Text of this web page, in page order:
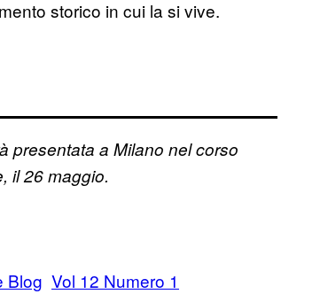
storico in cui la si vive.
presentata a Milano nel corso
il 26 maggio.
Blog Vol 12 Numero 1